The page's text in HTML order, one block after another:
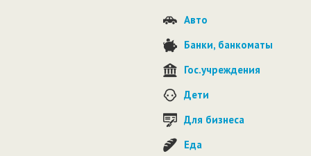
Авто
Банки, банкоматы
Гос.учреждения
Дети
Для бизнеса
Еда